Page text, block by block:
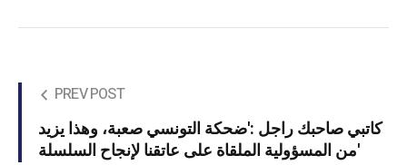
PREV POST
كاتبي صاحبك راجل :'ضحكة التونسي صعبة، وهذا يزيد
من المسؤولية الملقاة على عاتقنا لإنجاح السلسلة'